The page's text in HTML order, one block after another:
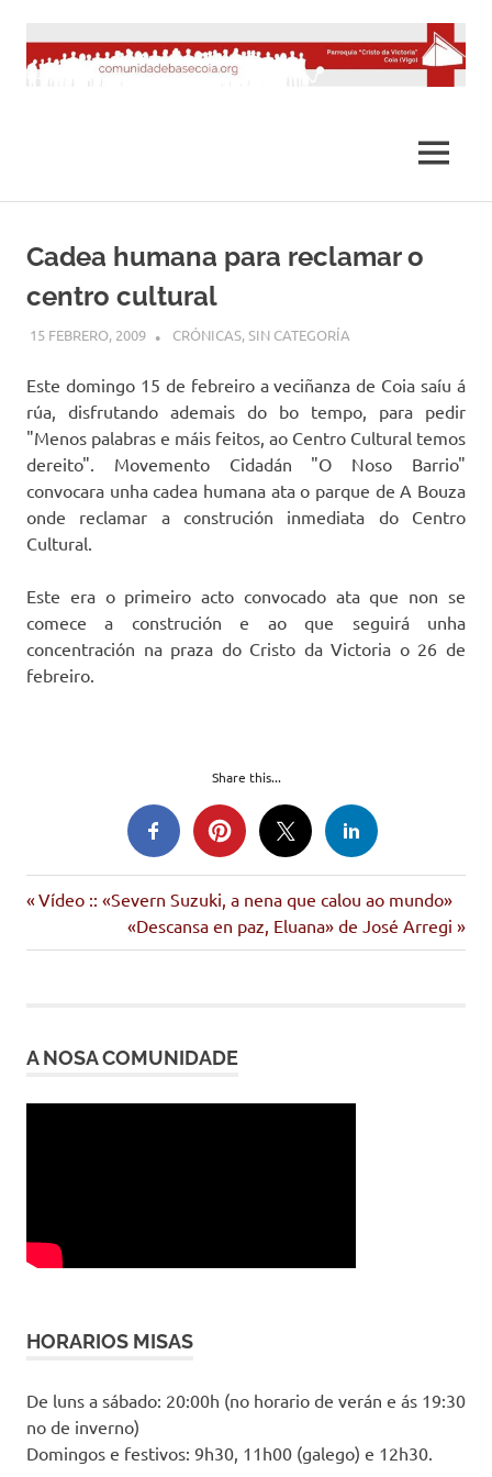
contenido
MENÚ
Cadea humana para reclamar o
centro cultural
15 FEBRERO, 2009 DESARROLLO
CRÓNICAS,SIN CATEGORÍA
Este domingo 15 de febreiro a veciñanza de Coia saíu á
rúa, disfrutando ademais do bo tempo, para pedir
"Menos palabras e máis feitos, ao Centro Cultural temos
dereito". Movemento Cidadán "O Noso Barrio"
convocara unha cadea humana ata o parque de A Bouza
onde reclamar a construción inmediata do Centro
Cultural.
Este era o primeiro acto convocado ata que non se
comece a construción e ao que seguirá unha
concentración na praza do Cristo da Victoria o 26 de
febreiro.
Share this...
Navegación
de
Entrada
Vídeo :: «Severn Suzuki, a nena que calou ao mundo»
Siguiente
entrada:
«Descansa en paz, Eluana» de José Arregi
A NOSA COMUNIDADE
HORARIOS MISAS
De luns a sábado: 20:00h (no horario de verán e ás 19:30
no de inverno)
Domingos e festivos: 9h30, 11h00 (galego) e 12h30.